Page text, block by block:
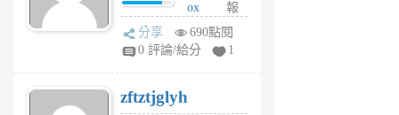
前
ox
rh
pe
報
分享
690點閱
0 評論/給分
1
zftztjglyh